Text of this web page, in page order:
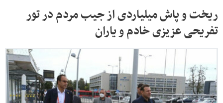
ریخت و پاش میلیاردی از جیب مردم در تور
تفریحی عزیزی خادم و یاران